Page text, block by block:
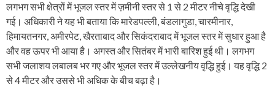
लगभग सभी क्षेत्रों में भूजल स्तर में ज़मीनी स्तर से 1 से 2 मीटर नीचे वृद्धि देखी
गई। अधिकारी ने यह भी बताया कि मारेडपल्ली, बंडलागुडा, चारमीनार,
हिमायतनगर, अमीरपेट, खैरताबाद और सिकंदराबाद में भूजल स्तर में सुधार हुआ है
और वह ऊपर भी आया है। अगस्त और सितंबर में भारी बारिश हुई थी। लगभग
सभी जलाशय लबालब भर गए और भूजल स्तर में उल्लेखनीय वृद्धि हुई। यह वृद्धि 2
से 4 मीटर और उससे भी अधिक के बीच बढ़ा है।